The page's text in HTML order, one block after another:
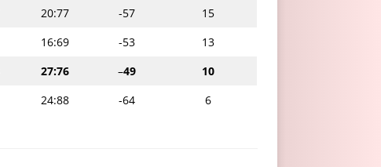
20:77 -57
15
16:69 -53
13
27:76 –49
10
24:88 -64 6